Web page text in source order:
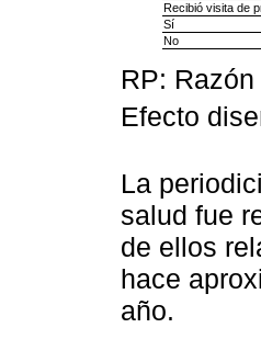
Recibió visita de
Sí
No
RP:
Efecto
La
salud fue
de ellos
hace
año.